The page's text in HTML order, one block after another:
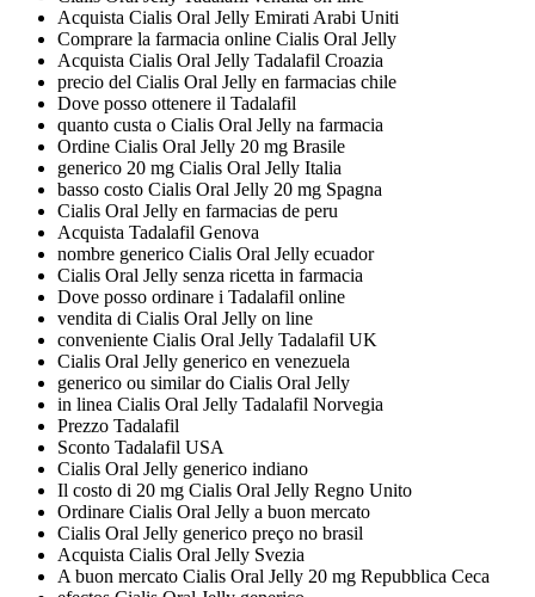
Acquista Cialis Oral Jelly Emirati Arabi Uniti
Comprare la farmacia online Cialis Oral Jelly
Acquista Cialis Oral Jelly Tadalafil Croazia
precio del Cialis Oral Jelly en farmacias chile
Dove posso ottenere il Tadalafil
quanto custa o Cialis Oral Jelly na farmacia
Ordine Cialis Oral Jelly 20 mg Brasile
generico 20 mg Cialis Oral Jelly Italia
basso costo Cialis Oral Jelly 20 mg Spagna
Cialis Oral Jelly en farmacias de peru
Acquista Tadalafil Genova
nombre generico Cialis Oral Jelly ecuador
Cialis Oral Jelly senza ricetta in farmacia
Dove posso ordinare i Tadalafil online
vendita di Cialis Oral Jelly on line
conveniente Cialis Oral Jelly Tadalafil UK
Cialis Oral Jelly generico en venezuela
generico ou similar do Cialis Oral Jelly
in linea Cialis Oral Jelly Tadalafil Norvegia
Prezzo Tadalafil
Sconto Tadalafil USA
Cialis Oral Jelly generico indiano
Il costo di 20 mg Cialis Oral Jelly Regno Unito
Ordinare Cialis Oral Jelly a buon mercato
Cialis Oral Jelly generico preço no brasil
Acquista Cialis Oral Jelly Svezia
A buon mercato Cialis Oral Jelly 20 mg Repubblica Ceca